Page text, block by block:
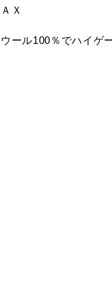
ＡＸ
ウール100％でハイゲ